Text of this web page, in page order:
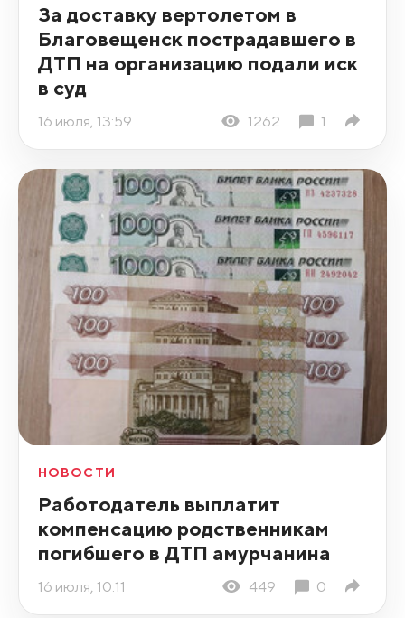
За доставку вертолетом в
Благовещенск пострадавшего в
ДТП на организацию подали иск
в суд
16 июля, 13:59 1262 1
НОВОСТИ
Работодатель выплатит
компенсацию родственникам
погибшего в ДТП амурчанина
16 июля, 10:11 449 0